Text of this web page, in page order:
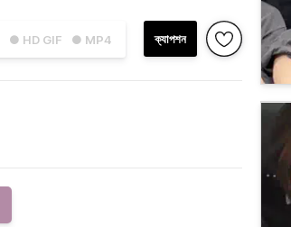
● HD GIF ● MP4 ক্যাপশন